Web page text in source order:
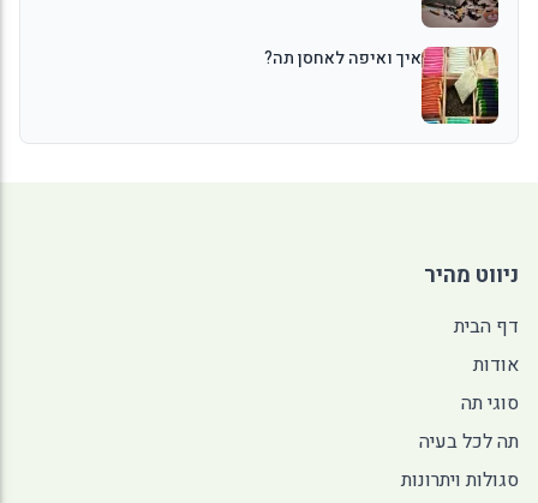
איך ואיפה לאחסן תה?
ניווט מהיר
דף הבית
אודות
סוגי תה
תה לכל בעיה
סגולות ויתרונות